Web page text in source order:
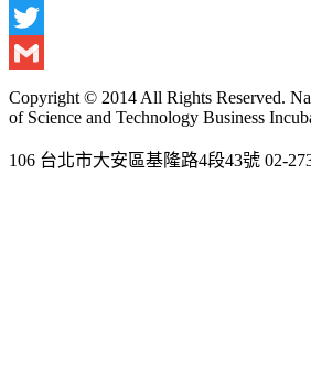
Facebook
Twitter
Gmail
Copyright © 2014 All Rights Reserved.
of Science and Technology Business
106 台北市大安區基隆路4段43號 02-